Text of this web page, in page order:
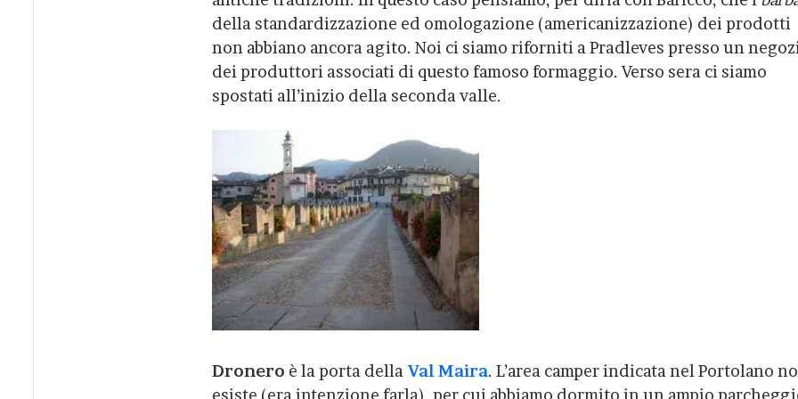
della standardizzazione ed omologazione (americanizzazione) dei prodotti
non abbiano ancora agito. Noi ci siamo riforniti a Pradleves presso un
dei produttori associati di questo famoso formaggio. Verso sera ci siamo
spostati all’inizio della seconda valle.
Dronero è la porta della Val Maira. L’area camper indicata nel Portolano
esiste (era intenzione farla), per cui abbiamo dormito in un ampio